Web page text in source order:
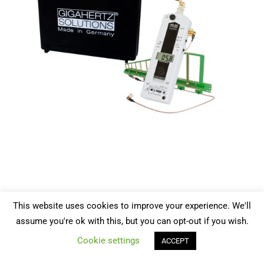
This website uses cookies to improve your experience. We'll
assume you're ok with this, but you can opt-out if you wish.
Cookie settings
ACCEPT